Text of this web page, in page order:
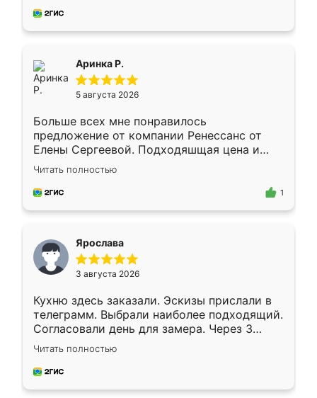
за день, ребята работали аккуратно, даже
Аринка Р.
5 августа 2026
Больше всех мне понравилось
предложение от компании Ренессанс от
Елены Сергеевой. Подходяшщая цена и
короткие сроки изготовления. Приехавший
для замера сотрудник Владислав
предложил по моему эскизу самый
Читать полностью
1
Ярослава
3 августа 2026
Кухню здесь заказали. Эскизы прислали в
телеграмм. Выбрали наиболее подходящий.
Согласовали день для замера. Через 3
недели кухня была уже готова. Остались
довольны работой. Спасибо Ренессанс
мебель за качественную работу!
Читать полностью